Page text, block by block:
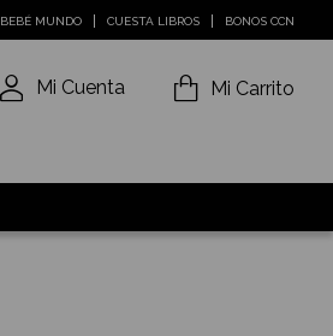
BEBÉ MUNDO CUESTA LIBROS BONOS CCN
Mi Cuenta Mi Carrito